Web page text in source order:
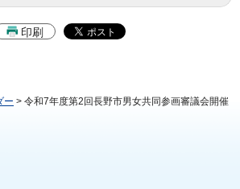
印刷
ー > 令和7年度第2回長野市男女共同参画審議会開催